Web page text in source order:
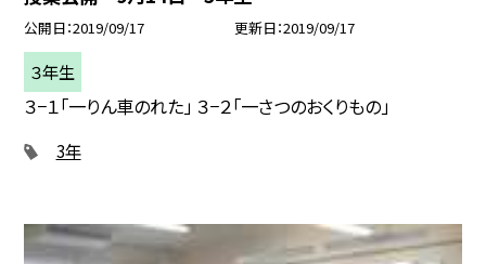
公開日 2019/09/17 更新日 2019/09/17
３年生
３−１「一りん車のれた」 ３−２「一さつのおくりもの」
3年